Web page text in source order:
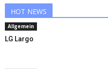
HOT NEWS
Allgemein
LG Largo